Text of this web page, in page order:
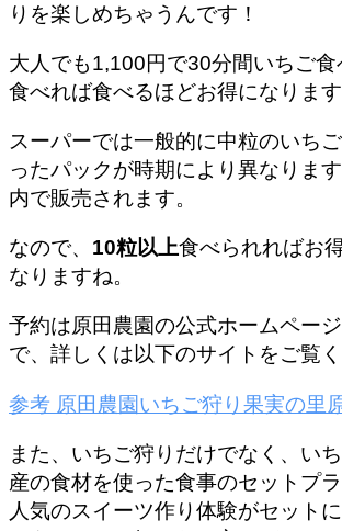
りを楽しめちゃうんです！
大人でも1,100円で30分間いちご食
食べれば食べるほどお得になります
スーパーでは一般的に中粒のいち
ったパックが時期により異なりま
内で販売されます。
なので、 10粒以上食べられればお
なりますね。
予約は原田農園の公式ホームペー
で、詳しくは以下のサイトをご覧く
参考 原田農園いちご狩り果実の里
また、いちご狩りだけでなく、い
産の食材を使った食事のセットプ
人気のスイーツ作り体験がセット